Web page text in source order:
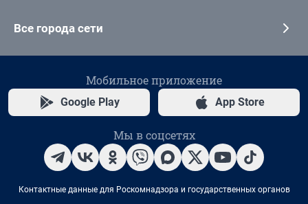
Все города сети
Мобильное приложение
Google Play App Store
Мы в соцсетях
Контактные данные для Роскомнадзора и государственных органов